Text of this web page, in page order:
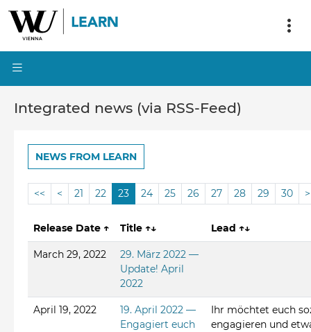
Integrated news (via RSS-Feed)
NEWS FROM LEARN
<< < 21 22 23 24 25 26 27 28 29 30 >
Release Date ↑ Title ↑↓ Lead ↑↓
March 29, 2022
29. März 2022 —
Update! April
2022
April 19, 2022
19. April 2022 —
Engagiert euch
Ihr möchtet euch
engagieren und